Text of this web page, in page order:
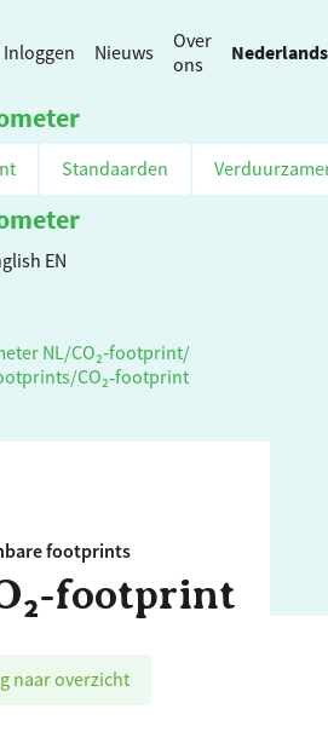
Inloggen Nieuws
Over
ons
Nederlands
Standaarden
EN
NL /CO₂‑footprint/
/CO₂‑footprint
footprints
naar overzicht